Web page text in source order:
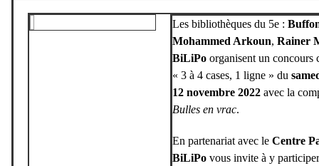
Les bibliothèques du 5e :
Mohammed Arkoun, Rainer
BiLiPo organisent un concours
« 3 à 4 cases, 1 ligne » du
12 novembre 2022 avec la
Bulles en vrac.
En partenariat avec le Centre
BiLiPo vous invite à y